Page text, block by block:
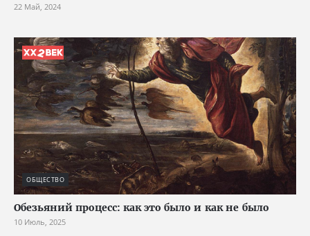
22 Май, 2024
ОБЩЕСТВО
Обезьяний процесс: как это было и как не было
10 Июль, 2025